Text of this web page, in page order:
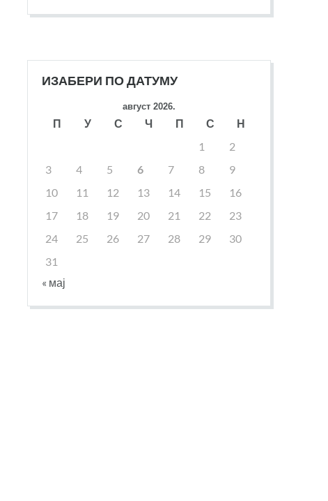
ИЗАБЕРИ ПО ДАТУМУ
август 2026.
П У С Ч П С
Н
1
2
3
4 5 6 7 8
9
10
11 12 13 14 15
16
17
18 19 20 21 22
23
24
25 26 27 28 29
30
31
« мај